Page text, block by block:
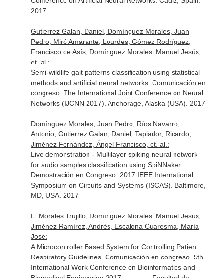
2017
Gutierrez Galan, Daniel, Domínguez Morales, Juan
Pedro, Miró Amarante, Lourdes, Gómez Rodríguez,
Francisco de Asís, Domínguez Morales, Manuel Jesús,
et. al.:
Semi-wildlife gait patterns classification using statistical
methods and artificial neural networks. Comunicación en
congreso. The International Joint Conference on Neural
Networks (IJCNN 2017). Anchorage, Alaska (USA). 2017
Domínguez Morales, Juan Pedro, Ríos Navarro,
Antonio, Gutierrez Galan, Daniel, Tapiador, Ricardo,
Jiménez Fernández, Ángel Francisco, et. al.:
Live demonstration - Multilayer spiking neural network
for audio samples classification using SpiNNaker.
Demostración en Congreso. 2017 IEEE International
Symposium on Circuits and Systems (ISCAS). Baltimore,
MD, USA. 2017
L. Morales Trujillo, Domínguez Morales, Manuel Jesús,
Jiménez Ramírez, Andrés, Escalona Cuaresma, María
José:
A Microcontroller Based System for Controlling Patient
Respiratory Guidelines. Comunicación en congreso. 5th
International Work-Conference on Bioinformatics and